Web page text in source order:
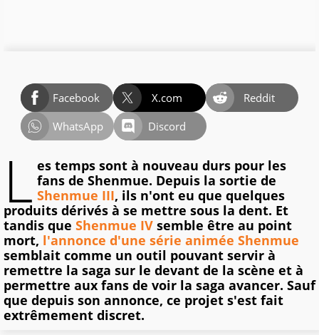
Facebook X.com
Reddit
WhatsApp
Discord
L es temps sont à nouveau durs pour les
fans de Shenmue. Depuis la sortie de
Shenmue III, ils n'ont eu que quelques
produits dérivés à se mettre sous la dent. Et
tandis que Shenmue IV semble être au point
mort, l'annonce d'une série animée Shenmue
semblait comme un outil pouvant servir à
remettre la saga sur le devant de la scène et à
permettre aux fans de voir la saga avancer. Sauf
que depuis son annonce, ce projet s'est fait
extrêmement discret.